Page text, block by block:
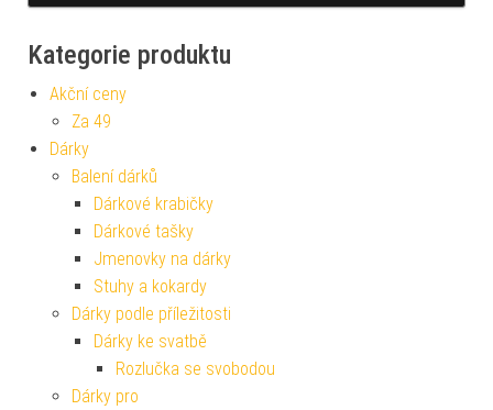
Kategorie produktu
Akční ceny
Za 49
Dárky
Balení dárků
Dárkové krabičky
Dárkové tašky
Jmenovky na dárky
Stuhy a kokardy
Dárky podle příležitosti
Dárky ke svatbě
Rozlučka se svobodou
Dárky pro